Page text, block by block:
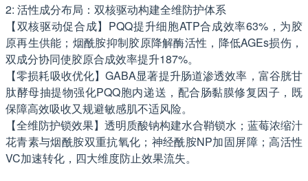
2: 活性成分布局：双核驱动构建全维防护体系
【双核驱动促合成】PQQ提升细胞ATP合成效率63%，为胶
原再生供能；烟酰胺抑制胶原降解酶活性，降低AGEs损伤，
双成分协同使胶原合成效率提升187%。
【零损耗吸收优化】GABA显著提升肠道渗透效率，富谷胱甘
肽酵母抽提物强化PQQ胞内递送，配合肠黏膜修复因子，既
保障高效吸收又规避敏感肌不适风险。
【全维防护锁效果】透明质酸钠构建水合鞘锁水；蓝莓浓缩汁
花青素与烟酰胺双重抗氧化；神经酰胺NP加固屏障；高活性
VC加速转化，四大维度防止效果流失。